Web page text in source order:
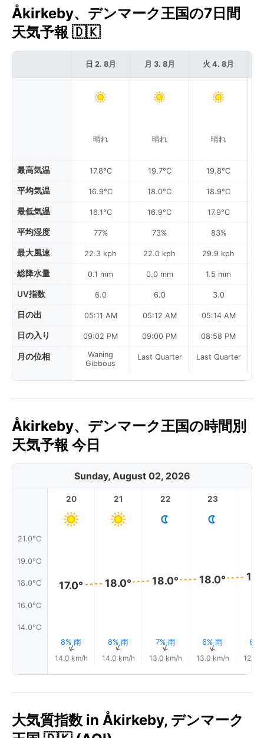
Åkirkeby、デンマーク王国の7日間
天気予報 🇩🇰
最高気温
平均気温
最低気温
平均湿度
最大風速
総降水量
UV指数
日の出
日の入り
月の位相
日 2. 8月
晴れ
17.8°C
16.9°C
16.1°C
77%
22.3 kph
0.1 mm
6.0
05:11 AM
09:02 PM
Waning
Gibbous
月 3. 8月
晴れ
19.7°C
18.0°C
16.9°C
73%
22.0 kph
0.0 mm
6.0
05:12 AM
09:00 PM
Last Quarter
火 4. 8月
晴れ
19.8°C
18.9°C
17.9°C
83%
29.9 kph
1.5 mm
3.0
05:14 AM
08:58 PM
Last Quarter
Åkirkeby、デンマーク王国の時間別
天気予報 今日
Sunday, August 02, 2026
21.0°C
19.0°C
18.0°C
16.0°C
14.0°C
20
17.0°
8% 雨
↑
14.0 km/h
21
18.0°
8% 雨
↑
14.0 km/h
22
18.0°
7% 雨
↑
13.0 km/h
23
18.0°
6% 雨
↑
13.0 km/h
6%
12.0
大気質指数 in Åkirkeby, デンマーク